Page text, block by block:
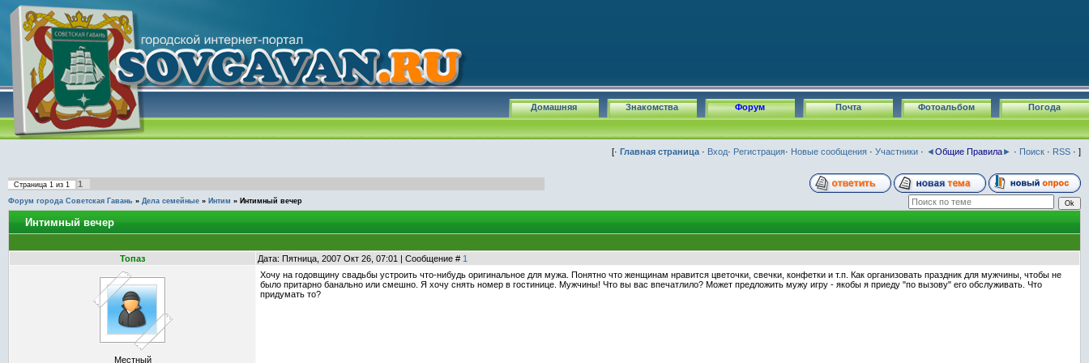
Погода
Фотоальбом
Почта
Форум
Знакомства
Домашняя
[· Главная страница · Вход· Регистрация· Новые сообщения · Участники · ◄Общие Правила► · Поиск · RSS · ]
Страница 1 из 1 1
Форум города Советская Гавань » Дела семейные » Интим » Интимный вечер
Интимный вечер
Топаз Дата: Пятница, 2007 Окт 26, 07:01 | Сообщение # 1
Местный
Хочу на годовщину свадьбы устроить что-нибудь оригинальное для мужа. Понятно что женщинам нравится цветочки, свечки, конфетки и т.п. Как организовать праздник для мужчины, чтобы не
было притарно банально или смешно. Я хочу снять номер в гостинице. Мужчины! Что вы вас впечатлило? Может предложить мужу игру - якобы я приеду "по вызову" его обслуживать. Что
придумать то?